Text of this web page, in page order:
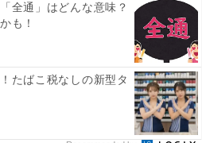
全通」はどんな意味？
も！
たばこ税なしの新型タ